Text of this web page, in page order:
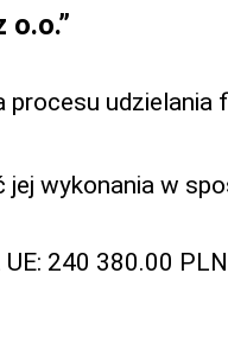
o.o.”
procesu udzielania
wykonania w
240 380.00 PLN